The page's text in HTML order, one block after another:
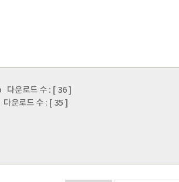
다운로드 수 : [ 36 ]
운로드 수 : [ 35 ]